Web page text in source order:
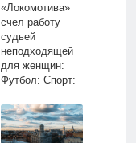
«Локомотива»
счел работу
судьей
неподходящей
для женщин:
Футбол: Спорт: